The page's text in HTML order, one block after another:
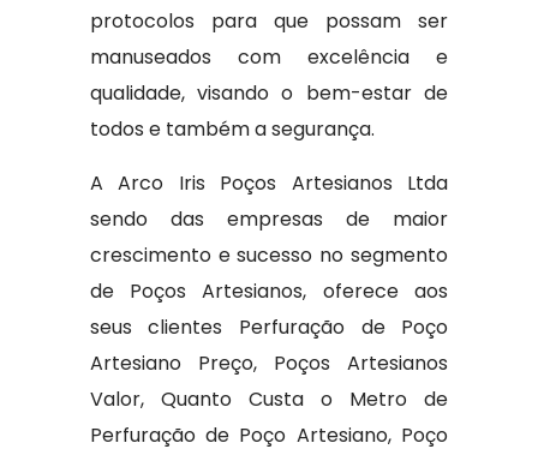
protocolos para que possam ser
manuseados com excelência e
qualidade, visando o bem-estar de
todos e também a segurança.
A Arco Iris Poços Artesianos Ltda
sendo das empresas de maior
crescimento e sucesso no segmento
de Poços Artesianos, oferece aos
seus clientes Perfuração de Poço
Artesiano Preço, Poços Artesianos
Valor, Quanto Custa o Metro de
Perfuração de Poço Artesiano, Poço